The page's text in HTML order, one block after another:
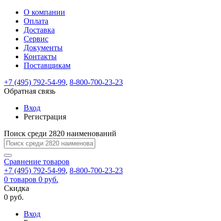
ВходРегистрация
test@example.com
отправлена
по
ней
завершения
регистрации.
Ок
Запомнить
меня
Забыли
Восстановление
пароля
Заполните
форму.
Мы
отправим
ссылку
указанный
электронный
перейдя
по
которой
вы
задать
На
вашу
почту
test@test.ru
ссылка.
Перейдите
по
для
смены
пароля.
Введите
новый
пароль
Сменить
Пароль
успешно
восстановлен
Обратная
связь
Сообщение
пользовательского
сообщение
успешно
отправлено.
О компании
Оплата
Доставка
Сервис
Документы
Контакты
Поставщикам
+7 (495) 792-54-99, 8-800-700-23-23
Обратная связь
Вход
Регистрация
Поиск среди 2820 наименований
Сравнение товаров
+7 (495) 792-54-99, 8-800-700-23-23
0 товаров 0 руб.
Скидка
0 руб.
Вход